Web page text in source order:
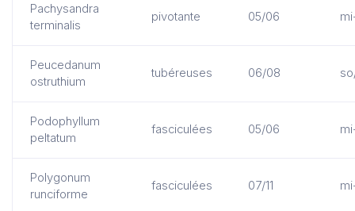
Pachysandra
terminalis
pivotante 05/06
Peucedanum
ostruthium
tubéreuses 06/08
Podophyllum
peltatum
fasciculées 05/06
Polygonum
runciforme
fasciculées 07/11